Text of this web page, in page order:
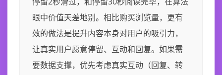
眼中价值天差地别。相比购买浏览量，更有
效的做法是提升内容本身对用户的吸引力，
让真实用户愿意停留、互动和回复。如果需
要数据支撑，优先考虑真实互动（回复、转